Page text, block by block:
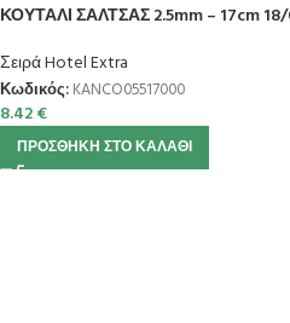
ΚΟΥΤΑΛΙ ΣΑΛΤΣΑΣ 2.5mm – 17cm 18/
Σειρά Hotel Extra
Κωδικός: KANCO05517000
8.42€
ΠΡΟΣΘΉΚΗ ΣΤΟ ΚΑΛΆΘΙ